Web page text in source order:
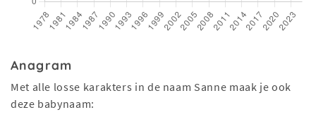
Anagram
Met alle losse karakters in de naam Sanne maak je ook
deze babynaam: